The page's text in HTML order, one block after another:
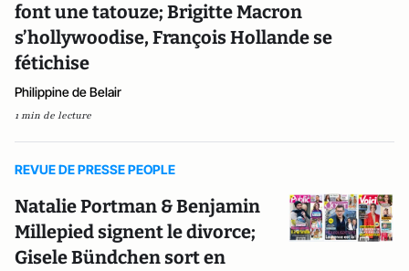
font une tatouze; Brigitte Macron
s’hollywoodise, François Hollande se
fétichise
Philippine de Belair
1 min de lecture
REVUE DE PRESSE PEOPLE
Natalie Portman & Benjamin
Millepied signent le divorce;
Gisele Bündchen sort en